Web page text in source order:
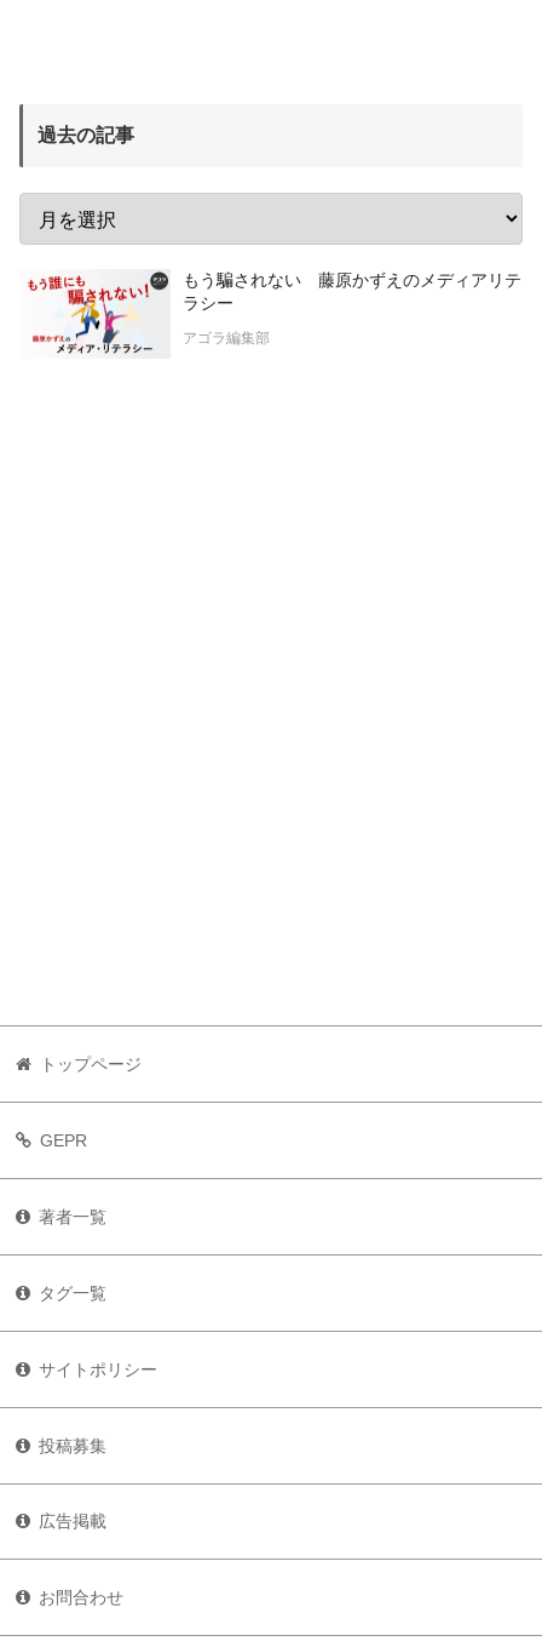
過去の記事
もう騙されない 藤原かずえのメディアリテ
ラシー
アゴラ編集部
トップページ
GEPR
著者一覧
タグ一覧
サイトポリシー
投稿募集
広告掲載
お問合わせ